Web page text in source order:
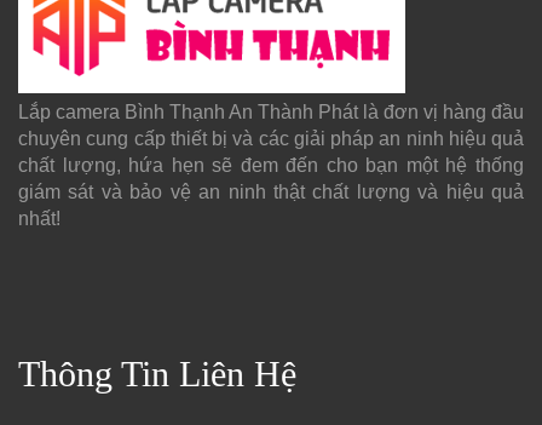
Lắp camera Bình Thạnh An Thành Phát là đơn vị hàng đầu
chuyên cung cấp thiết bị và các giải pháp an ninh hiệu quả
chất lượng, hứa hẹn sẽ đem đến cho bạn một hệ thống
giám sát và bảo vệ an ninh thật chất lượng và hiệu quả
nhất!
Thông Tin Liên Hệ